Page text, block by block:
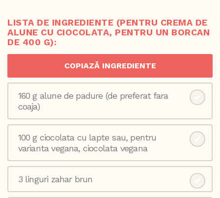
LISTA DE INGREDIENTE (PENTRU CREMA DE
ALUNE CU CIOCOLATA, PENTRU UN BORCAN
DE 400 G):
COPIAZĂ INGREDIENTE
160 g alune de padure (de preferat fara
coaja)
100 g ciocolata cu lapte sau, pentru
varianta vegana, ciocolata vegana
3 linguri zahar brun